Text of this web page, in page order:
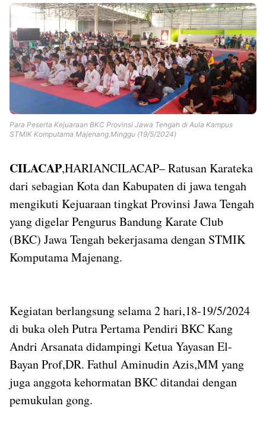
By
Raushan
Design
With
Shroff
Templates
Para Peserta Kejuaraan BKC Provinsi Jawa Tengah di Aula Kampus
STMIK Komputama Majenang.Minggu (19/5/2024)
CILACAP,HARIANCILACAP– Ratusan Karateka
dari sebagian Kota dan Kabupaten di jawa tengah
mengikuti Kejuaraan tingkat Provinsi Jawa Tengah
yang digelar Pengurus Bandung Karate Club
(BKC) Jawa Tengah bekerjasama dengan STMIK
Komputama Majenang.
Kegiatan berlangsung selama 2 hari,18-19/5/2024
di buka oleh Putra Pertama Pendiri BKC Kang
Andri Arsanata didampingi Ketua Yayasan El-
Bayan Prof,DR. Fathul Aminudin Azis,MM yang
juga anggota kehormatan BKC ditandai dengan
pemukulan gong.